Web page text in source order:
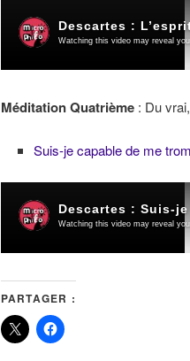
Méditation Quatrième: Du
Suis-je capable de me
PARTAGER :